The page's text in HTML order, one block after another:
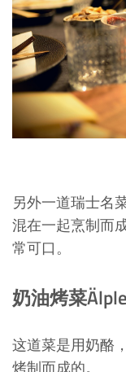
另外一道瑞士名
混在一起烹制而
常可口。
奶油烤菜
这道菜是用奶酪
烤制而成的。